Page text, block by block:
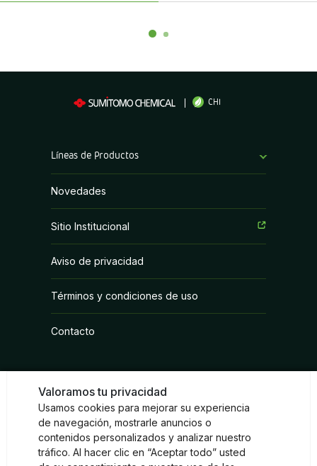
Valoramos tu privacidad
Usamos cookies para mejorar su experiencia
de navegación, mostrarle anuncios o
contenidos personalizados y analizar nuestro
tráfico. Al hacer clic en “Aceptar todo” usted
CHI
Líneas de Productos
Coadyuvantes
Fungicidas
Herbicidas
Inoculantes Micorrízicos
Reguladores de Crecimiento
Novedades
Sitio Institucional
Aviso de privacidad
Términos y condiciones de uso
Contacto
Redes sociales
InstagramFacebook